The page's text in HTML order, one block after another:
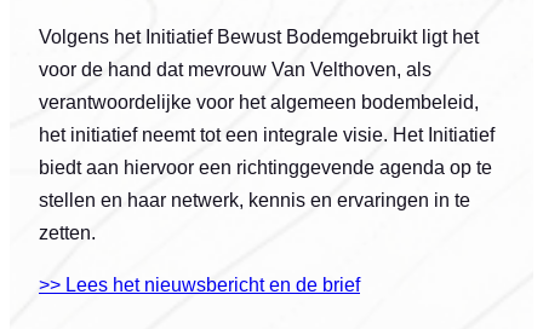
Volgens het Initiatief Bewust Bodemgebruikt ligt het
voor de hand dat mevrouw Van Velthoven, als
verantwoordelijke voor het algemeen bodembeleid,
het initiatief neemt tot een integrale visie. Het Initiatief
biedt aan hiervoor een richtinggevende agenda op te
stellen en haar netwerk, kennis en ervaringen in te
zetten.
>> Lees het nieuwsbericht en de brief